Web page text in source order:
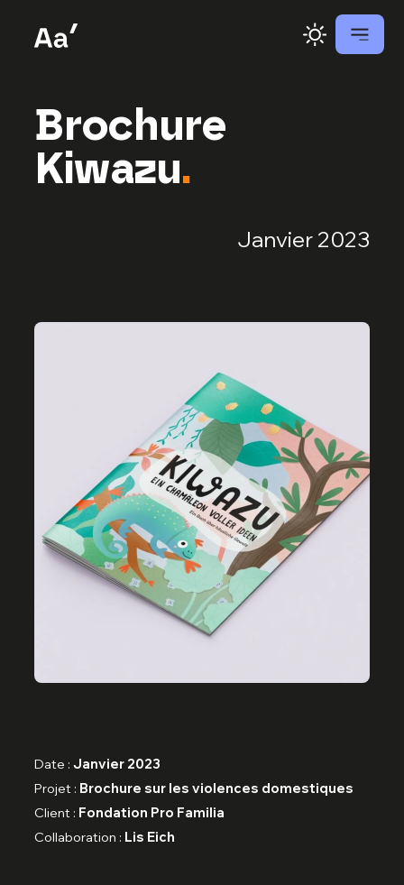
Brochure
Kiwazu.
Janvier 2023
Date :Janvier 2023
Projet : Brochure sur les violences domestiques
Client : Fondation Pro Familia
Collaboration : Lis Eich